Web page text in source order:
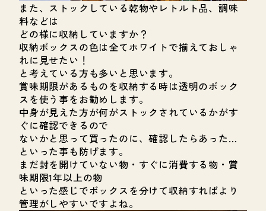
また、ストックしている乾物やレトルト品、調味
料などは
どの様に収納していますか？
収納ボックスの色は全てホワイトで揃えておしゃ
れに見せたい！
と考えている方も多いと思います。
賞味期限があるものを収納する時は透明のボック
スを使う事をお勧めします。
中身が見えた方が何がストックされているかがす
ぐに確認できるので
ないかと思って買ったのに、確認したらあった…
といった事も防げます。
まだ封を開けていない物・すぐに消費する物・賞
味期限1年以上の物
といった感じでボックスを分けて収納すればより
管理がしやすいですよね。